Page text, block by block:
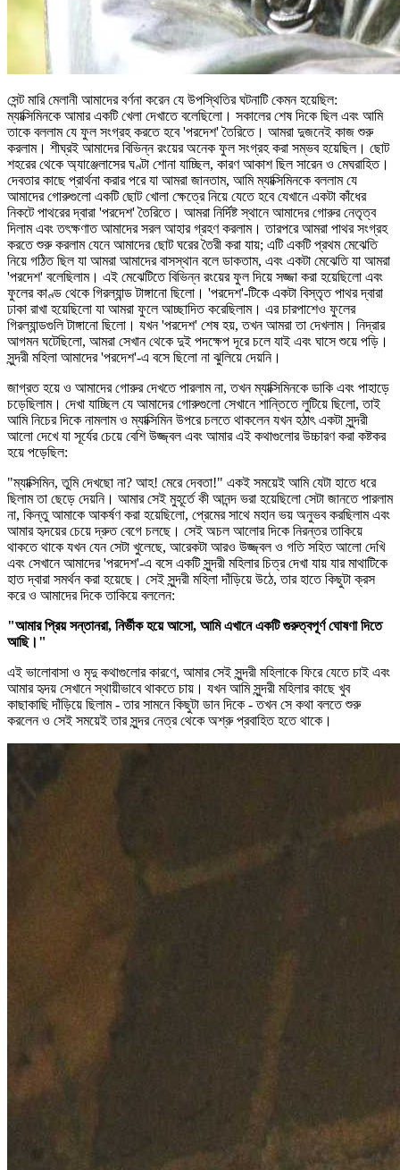
সেন্ট মারি মেলানী আমাদের বর্ণনা করেন যে উপস্থিতির ঘটনাটি কেমন হয়েছিল:
ম্যাক্সিমিনকে আমার একটি খেলা দেখাতে বলেছিলো। সকালের শেষ দিকে ছিল এবং আমি
তাকে বললাম যে ফুল সংগ্রহ করতে হবে 'পরদেশ' তৈরিতে। আমরা দুজনেই কাজ শুরু
করলাম। শীঘ্রই আমাদের বিভিন্ন রংয়ের অনেক ফুল সংগ্রহ করা সম্ভব হয়েছিল। ছোট
শহরের থেকে অ্যাঞ্জেলাসের ঘণ্টা শোনা যাচ্ছিল, কারণ আকাশ ছিল সারেন ও মেঘরাহিত।
দেবতার কাছে প্রার্থনা করার পরে যা আমরা জানতাম, আমি ম্যাক্সিমিনকে বললাম যে
আমাদের গোরুগুলো একটি ছোট খোলা ক্ষেত্রে নিয়ে যেতে হবে যেখানে একটা কাঁধের
নিকটে পাথরের দ্বারা 'পরদেশ' তৈরিতে। আমরা নির্দিষ্ট স্থানে আমাদের গোরুর নেতৃত্ব
দিলাম এবং তৎক্ষণাত আমাদের সরল আহার গ্রহণ করলাম। তারপরে আমরা পাথর সংগ্রহ
করতে শুরু করলাম যেনে আমাদের ছোট ঘরের তৈরী করা যায়; এটি একটি প্রথম মেঝেতি
নিয়ে গঠিত ছিল যা আমরা আমাদের বাসস্থান বলে ডাকতাম, এবং একটা মেঝেতি যা আমরা
'পরদেশ' বলেছিলাম। এই মেঝেটিতে বিভিন্ন রংয়ের ফুল দিয়ে সজ্জা করা হয়েছিলো এবং
ফুলের কাণ্ড থেকে গিরল্যান্ড টাঙ্গানো ছিলো। 'পরদেশ'-টিকে একটা বিস্তৃত পাথর দ্বারা
ঢাকা রাখা হয়েছিলো যা আমরা ফুলে আচ্ছাদিত করেছিলাম। এর চারপাশেও ফুলের
গিরল্যান্ডগুলি টাঙ্গানো ছিলো। যখন 'পরদেশ' শেষ হয়, তখন আমরা তা দেখলাম। নিদ্রার
আগমন ঘটেছিলো, আমরা সেখান থেকে দুই পদক্ষেপ দূরে চলে যাই এবং ঘাসে শুয়ে পড়ি।
সুন্দরী মহিলা আমাদের 'পরদেশ'-এ বসে ছিলো না ঝুলিয়ে দেয়নি।
জাগ্রত হয়ে ও আমাদের গোরুর দেখতে পারলাম না, তখন ম্যাক্সিমিনকে ডাকি এবং পাহাড়ে
চড়েছিলাম। দেখা যাচ্ছিল যে আমাদের গোরুগুলো সেখানে শান্তিতে লুটিয়ে ছিলো, তাই
আমি নিচের দিকে নামলাম ও ম্যাক্সিমিন উপরে চলতে থাকলেন যখন হঠাৎ একটা সুন্দরী
আলো দেখে যা সূর্যের চেয়ে বেশি উজ্জ্বল এবং আমার এই কথাগুলোর উচ্চারণ করা কষ্টকর
হয়ে পড়েছিল:
"ম্যাক্সিমিন, তুমি দেখছো না? আহ! মেরে দেবতা!" একই সময়েই আমি যেটা হাতে ধরে
ছিলাম তা ছেড়ে দেয়নি। আমার সেই মুহূর্তে কী আনন্দ ভরা হয়েছিলো সেটা জানতে পারলাম
না, কিন্তু আমাকে আকর্ষণ করা হয়েছিলো, প্রেমের সাথে মহান ভয় অনুভব করছিলাম এবং
আমার হৃদয়ের চেয়ে দ্রুত বেগে চলছে। সেই অচল আলোর দিকে নিরন্তর তাকিয়ে
থাকতে থাকে যখন যেন সেটা খুলেছে, আরেকটা আরও উজ্জ্বল ও গতি সহিত আলো দেখি
এবং সেখানে আমাদের 'পরদেশ'-এ বসে একটি সুন্দরী মহিলার চিত্র দেখা যায় যার মাথাটিকে
হাত দ্বারা সমর্থন করা হয়েছে। সেই সুন্দরী মহিলা দাঁড়িয়ে উঠে, তার হাতে কিছুটা ক্রস
করে ও আমাদের দিকে তাকিয়ে বললেন:
"আমার প্রিয় সন্তানরা, নির্ভীক হয়ে আসো, আমি এখানে একটি গুরুত্বপূর্ণ ঘোষণা দিতে
আছি।"
এই ভালোবাসা ও মৃদু কথাগুলোর কারণে, আমার সেই সুন্দরী মহিলাকে ফিরে যেতে চাই এবং
আমার হৃদয় সেখানে স্থায়ীভাবে থাকতে চায়। যখন আমি সুন্দরী মহিলার কাছে খুব
কাছাকাছি দাঁড়িয়ে ছিলাম - তার সামনে কিছুটা ডান দিকে - তখন সে কথা বলতে শুরু
করলেন ও সেই সময়েই তার সুন্দর নেত্র থেকে অশ্রু প্রবাহিত হতে থাকে।